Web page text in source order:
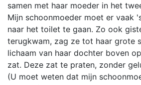
samen met haar moeder in het
Mijn schoonmoeder moet er vaak
naar het toilet te gaan. Zo ook
terugkwam, zag ze tot haar grote
lichaam van haar dochter boven
zat. Deze zat te praten, zonder
(U moet weten dat mijn